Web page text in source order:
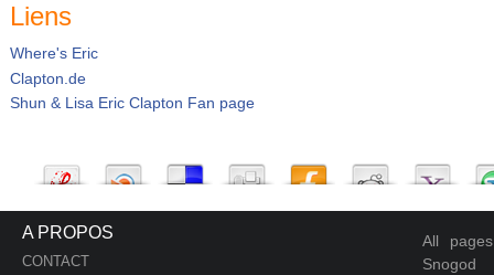
Liens
Where's Eric
Clapton.de
Shun & Lisa Eric Clapton Fan page
A PROPOS
CONTACT
All
Snogod